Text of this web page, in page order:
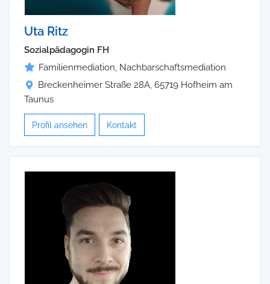
Uta Ritz
Sozialpädagogin FH
Familienmediation, Nachbarschaftsmediation
Breckenheimer Straße 28A, 65719 Hofheim am
Taunus
Profil ansehen Kontakt